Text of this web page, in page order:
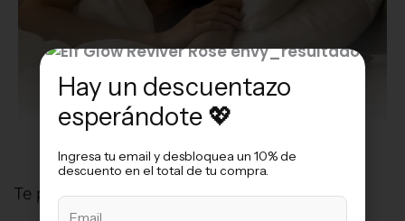
VER GALERÍA
Te podría interesar
Hay un descuentazo
esperándote 💖
Ingresa tu email y desbloquea un 10% de
descuento en el total de tu compra​.